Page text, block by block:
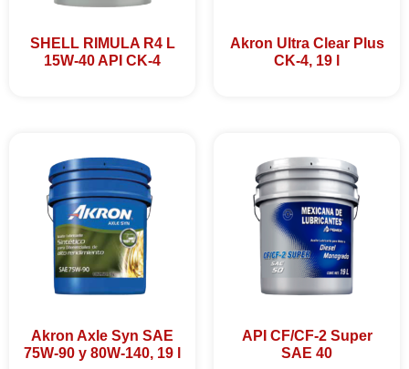
SHELL RIMULA R4 L
15W-40 API CK-4
Akron Ultra Clear Plus
CK-4, 19 l
Akron Axle Syn SAE
75W-90 y 80W-140, 19 l
API CF/CF-2 Super
SAE 40